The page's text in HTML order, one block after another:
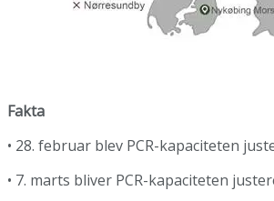
Fakta
• 28. februar blev PCR-kapaciteten
• 7. marts bliver PCR-kapaciteten